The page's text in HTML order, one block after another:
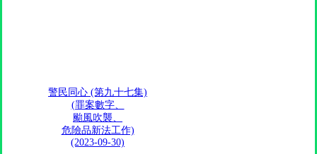
警民同心 (第九十七集)
(罪案數字、
颱風吹襲、
危險品新法工作)
(2023-09-30)